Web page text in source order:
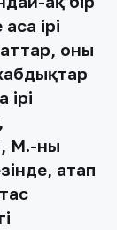
ірі
оны
М.-ның
атап